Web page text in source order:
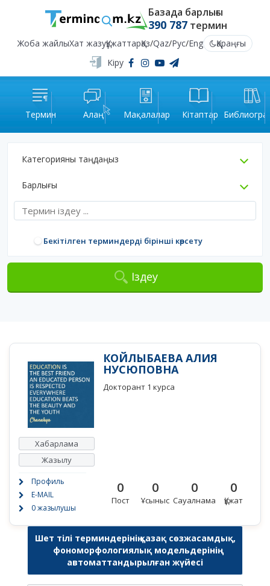
Базада барлығы
390 787термин
Жоба жайлыХат жазуҚұжаттарҚаз/Qaz/Рус/Eng
Қараңғы
Кіру
Термин Алаң Мақалалар Кітаптар
Категорияны таңдаңыз
Барлығы
Бекітілген терминдерді бірінші көрсету
Іздеу
Хабарлама
Жазылу
Профиль
E-MAIL
0 жазылушы
КОЙЛЫБАЕВА АЛИЯ
НУСЮПОВНА
Докторант 1 курса
0
Пост
0
Ұсыныс
0
Сауалнама
0
Құжат
Шет тілі терминдерінің қазақ сөзжасамдық,
фономорфологиялық модельдерінің
автоматтандырылған жүйесі